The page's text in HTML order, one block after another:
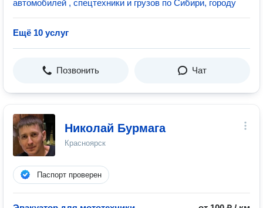
автомобилей , спецтехники и грузов по Сибири, городу
Ещё 10 услуг
Позвонить Чат
Николай Бурмага
Красноярск
Паспорт проверен